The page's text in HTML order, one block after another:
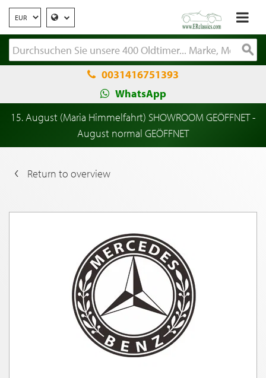
0031416751393
WhatsApp
15. August (Maria Himmelfahrt) SHOWROOM GEÖFFNET -
August normal GEÖFFNET
Return to overview